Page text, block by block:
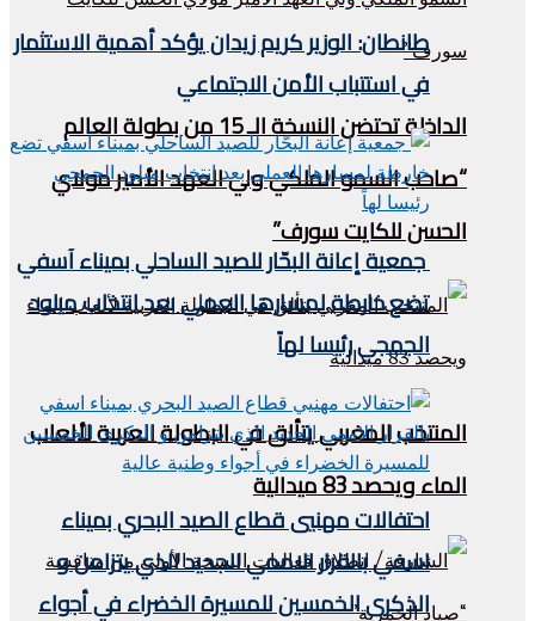
الداخلة تحتضن النسخة الـ 15 من بطولة العالم
“صاحب السمو الملكي ولي العهد الأمير مولاي
الحسن للكايت سورف”
المنتخب المغربي يتألق في البطولة العربية لألعاب
الماء ويحصد 83 ميدالية
طانطان: الوزير كريم زيدان يؤكد أهمية الاستثمار
في استتباب الأمن الاجتماعي
جمعية إعانة البحّار للصيد الساحلي بميناء آسفي
تضع خارطة لمسارها العملي بعد انتخاب ميلود
الجمجي رئيسا لهاً
احتفالات مهنيي قطاع الصيد البحري بميناء
اسفي بالقرار الاممي الجديد الذي يتزامن و
الذكرى الخمسين للمسيرة الخضراء في أجواء